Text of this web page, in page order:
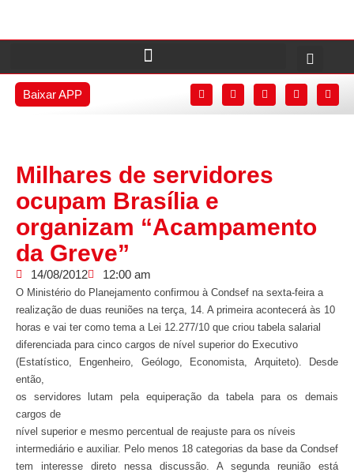
Baixar APP
Milhares de servidores
ocupam Brasília e
organizam “Acampamento
da Greve”
14/08/2012 12:00 am
O Ministério do Planejamento confirmou à Condsef na sexta-feira a
realização de duas reuniões na terça, 14. A primeira acontecerá às 10
horas e vai ter como tema a Lei 12.277/10 que criou tabela salarial
diferenciada para cinco cargos de nível superior do Executivo
(Estatístico, Engenheiro, Geólogo, Economista, Arquiteto). Desde
então,
os servidores lutam pela equiperação da tabela para os demais
cargos de
nível superior e mesmo percentual de reajuste para os níveis
intermediário e auxiliar. Pelo menos 18 categorias da base da Condsef
tem interesse direto nessa discussão. A segunda reunião está